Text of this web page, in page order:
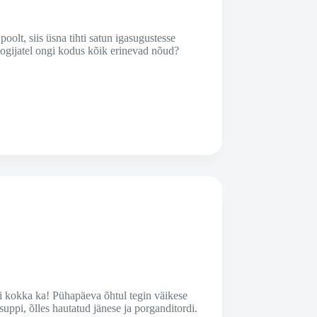
siis üsna tihti satun igasugustesse
ongi kodus kõik erinevad nõud?
kokka ka! Pühapäeva õhtul tegin väikese
õlles hautatud jänese ja porganditordi.